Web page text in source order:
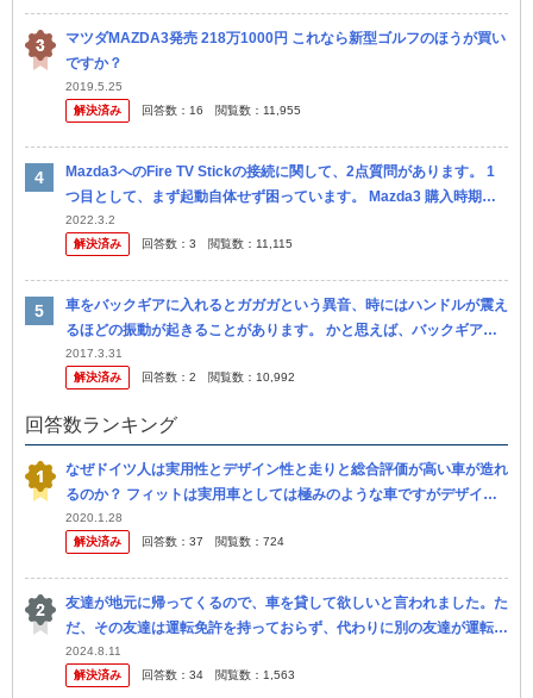
マツダMAZDA3発売 218万1000円 これなら新型ゴルフのほうが買い
ですか？
2019.5.25
解決済み
回答数： 16 閲覧数： 11,955
Mazda3へのFire TV Stickの接続に関して、2点質問があります。 1
つ目として、まず起動自体せず困っています。 Mazda3 購入時期：2
021年3月 Mazda純正カーナビ使用 車体
2022.3.2
解決済み
回答数： 3 閲覧数： 11,115
車をバックギアに入れるとガガガという異音、時にはハンドルが震え
るほどの振動が起きることがあります。 かと思えば、バックギアに
入れても音や振動がないこともあります。 数ヶ月内に買い換 える予
定はあ...
2017.3.31
解決済み
回答数： 2 閲覧数： 10,992
回答数ランキング
なぜドイツ人は実用性とデザイン性と走りと総合評価が高い車が造れ
るのか？ フィットは実用車としては極みのような車ですがデザイン
性はないです。 MAZDA3とレクサスUXは独特なデザイン性は素敵で
す...
2020.1.28
解決済み
回答数： 37 閲覧数： 724
友達が地元に帰ってくるので、車を貸して欲しいと言われました。た
だ、その友達は運転免許を持っておらず、代わりに別の友達が運転す
るとのことです。 しかし、友達の友達とは面識がありません。しか
も、運転...
2024.8.11
解決済み
回答数： 34 閲覧数： 1,563